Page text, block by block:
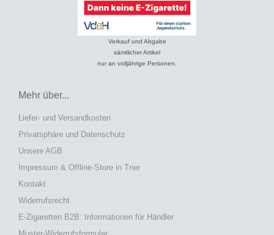
Verkauf und Abgabe
sämtlicher Artikel
nur an volljährige Personen.
Mehr über...
Liefer- und Versandkosten
Privatsphäre und Datenschutz
Unsere AGB
Impressum & Offline-Store in Trier
Kontakt
Widerrufsrecht
E-Zigaretten B2B: Informationen für Händler